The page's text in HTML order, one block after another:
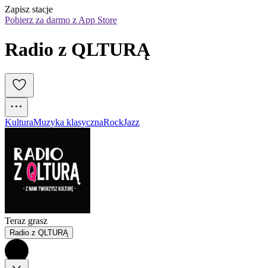
Zapisz stacje
Pobierz za darmo z App Store
Radio z QLTURĄ
KulturaMuzyka klasycznaRockJazz
Teraz grasz
Radio z QLTURĄ